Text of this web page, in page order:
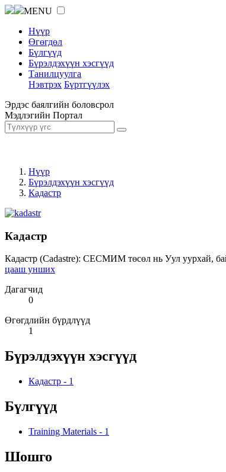
MENU
Нүүр
Өгөгдөл
Бүлгүүд
Бүрэлдэхүүн хэсгүүд
Танилцуулга
Нэвтрэх Бүртгүүлэх
Эрдэс баялгийн боловсрол
Мэдлэгийн Портал
Нүүр
Бүрэлдэхүүн хэсгүүд
Кадастр
Кадастр
Кадастр (Cadastre): СЕСМИМ төсөл нь Уул уурхай,
цааш унших
Дагагчид
0
Өгөгдлийн бүрдлүүд
1
Бүрэлдэхүүн хэсгүүд
Кадастр - 1
Бүлгүүд
Training Materials - 1
Шошго